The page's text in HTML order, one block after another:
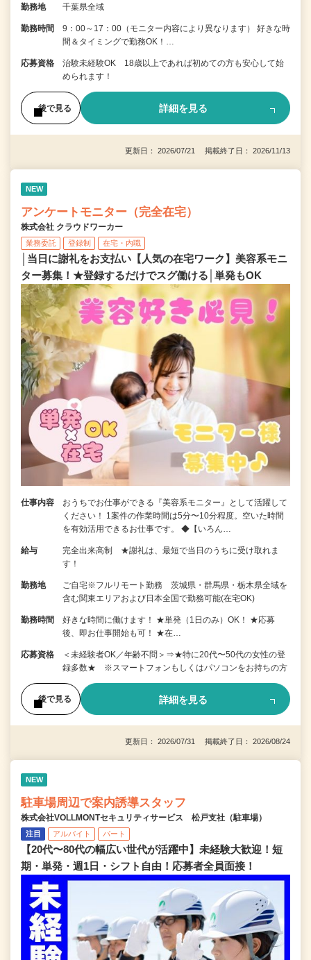
勤務地 千葉県全域
勤務時間
9：00～17：00（モニター内容により異なります） 好きな時
間＆タイミングで勤務OK！…
応募資格
治験未経験OK 18歳以上であれば初めての方も安心して始
められます！
後で見る 詳細を見る
更新日： 2026/07/21 掲載終了日： 2026/11/13
NEW
アンケートモニター（完全在宅）
株式会社 クラウドワーカー
業務委託 登録制 在宅・内職
│当日に謝礼をお支払い【人気の在宅ワーク】美容系モニ
ター募集！★登録するだけでスグ働ける│単発もOK
仕事内容
おうちでお仕事ができる『美容系モニター』として活躍して
ください！ 1案件の作業時間は5分〜10分程度。空いた時間
を有効活用できるお仕事です。 ◆【いろん…
給与
完全出来高制 ★謝礼は、最短で当日のうちに受け取れま
す！
勤務地
ご自宅※フルリモート勤務 茨城県・群馬県・栃木県全域を
含む関東エリアおよび日本全国で勤務可能(在宅OK)
勤務時間
好きな時間に働けます！ ★単発（1日のみ）OK！ ★応募
後、即お仕事開始も可！ ★在…
応募資格
＜未経験者OK／年齢不問＞⇒★特に20代〜50代の女性の登
録多数★ ※スマートフォンもしくはパソコンをお持ちの方
後で見る 詳細を見る
更新日： 2026/07/31 掲載終了日： 2026/08/24
NEW
駐車場周辺で案内誘導スタッフ
株式会社VOLLMONTセキュリティサービス 松戸支社（駐車場）
注目 アルバイト パート
【20代〜80代の幅広い世代が活躍中】未経験大歓迎！短
期・単発・週1日・シフト自由！応募者全員面接！